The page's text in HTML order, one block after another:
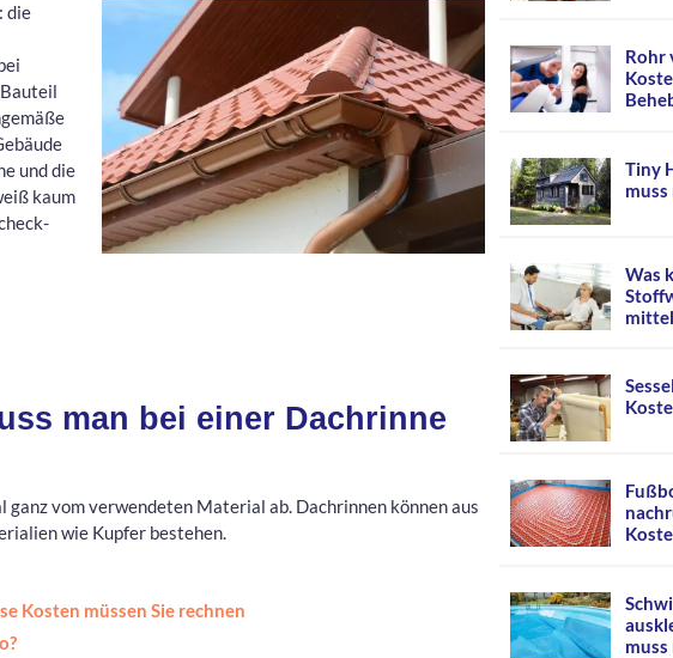
die
und die
kaum
man bei einer Dachrinne
ganz vom verwendeten Material ab. Dachrinnen können aus
wie Kupfer bestehen.
Kosten müssen Sie rechnen
Rohr
Tiny
muss
Was
muss